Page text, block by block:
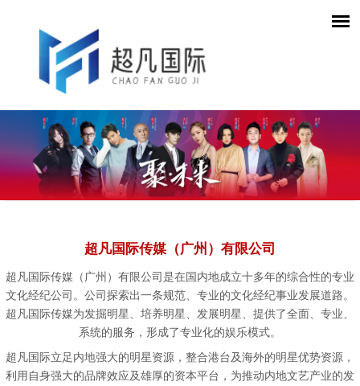
超凡国际传媒（广州）有限公司
超凡国际传媒（广州）有限公司是在国内地成立十多年的综合性的专业
文化经纪公司。公司探索出一条规范、专业的文化经纪事业发展道路。
超凡国际传媒为发掘明星、培养明星、发展明星、提供了全面、专业、
系统的服务，形成了专业化的娱乐模式。
超凡国际立足内地强大的明星资源，整合港台及海外的明星优势资源，
利用自身强大的品牌效应及雄厚的资本平台，为推动内地文艺产业的发